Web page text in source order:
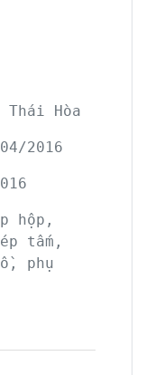
Hòa
2016
hộp,
tấm,
phụ